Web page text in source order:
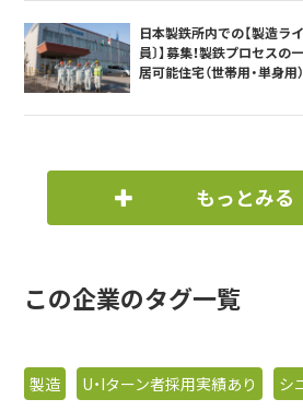
日本製鉄所内での【製造ラ
員〕】募集！製鉄プロセス
居可能住宅（世帯用・単身用
もっとみる
この企業のタグ一覧
製造 U・Iターン者採用実績あり
シ